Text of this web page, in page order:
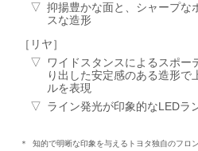
抑揚豊かな面と、シャープな
スな造形
リヤ
ワイドスタンスによるスポー
り出した安定感のある造形で
ルを表現
ライン発光が印象的なLEDラ
＊
知的で明晰な印象を与えるトヨタ独自のフロ